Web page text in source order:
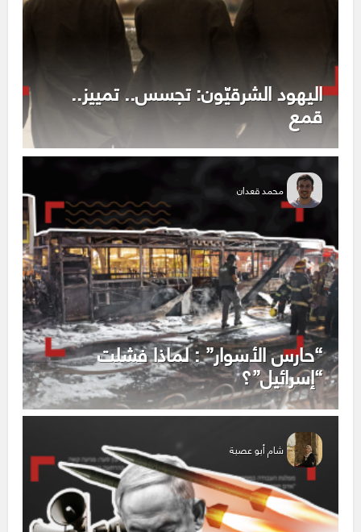
اليهود الشرقيّون: تجسس.. تمييز..
قمع
محمد قعدان
“حارس الأسوار” : لماذا فشلت
“إسرائيل”؟
شام أبو عصبة